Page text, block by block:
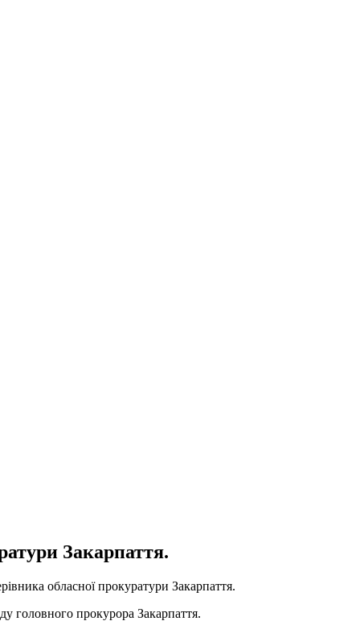
Закарпаття.
обласної прокуратури Закарпаття.
головного прокурора Закарпаття.